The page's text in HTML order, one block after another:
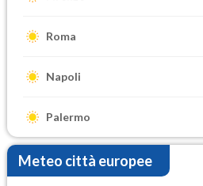
Roma
Napoli
Palermo
Meteo città europee